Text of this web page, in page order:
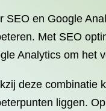
SEO en Google
Met SEO
Analytics om het
deze combinatie
liggen.